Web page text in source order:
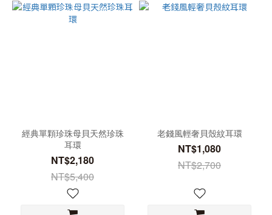
經典單顆珍珠母貝天然珍珠
耳環
NT$2,180
NT$5,400
老錢風輕奢貝殼紋耳環
NT$1,080
NT$2,700